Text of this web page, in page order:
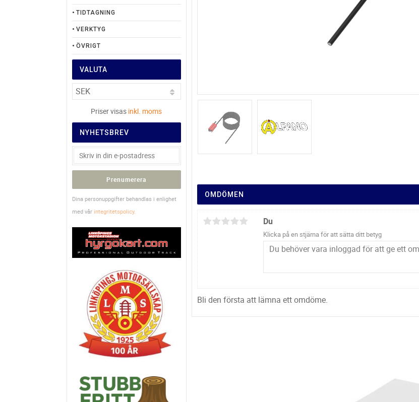
OMDÖMEN
Du
Klicka på en stjärna för att sätta ditt betyg
Bli den första att lämna ett omdöme.
TIDTAGNING
VERKTYG
ÖVRIGT
VALUTA
Priser visas inkl. moms
NYHETSBREV
Prenumerera
Dina personuppgifter behandlas i enlighet
med vår integritetspolicy.